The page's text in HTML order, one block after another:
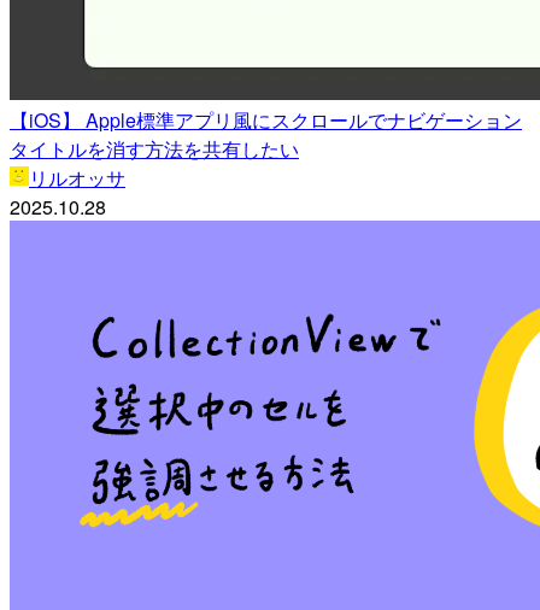
【iOS】 Apple標準アプリ風にスクロールでナビゲーション
タイトルを消す方法を共有したい
リルオッサ
2025.10.28